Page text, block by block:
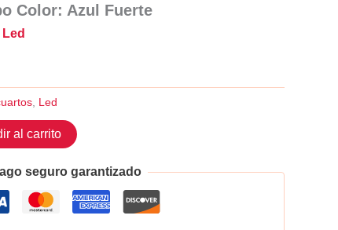
Color: Azul Fuerte
Led
Led
al carrito
seguro garantizado